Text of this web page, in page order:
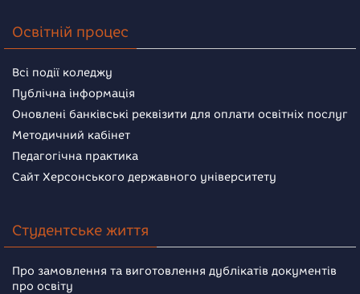
Освітній процес
Всі події коледжу
Публічна інформація
Оновлені банківські реквізити для оплати освітніх послуг
Методичний кабінет
Педагогічна практика
Сайт Херсонського державного університету
Студентське життя
Про замовлення та виготовлення дублікатів документів
про освіту